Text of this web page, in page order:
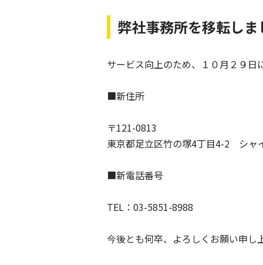
弊社事務所を移転し
サービス向上のため、１０月２９日
■新住所
〒121-0813
東京都足立区竹の塚4丁目4-2 シ
■新電話番号
TEL：03-5851-8988
今後とも何卒、よろしくお願い申し